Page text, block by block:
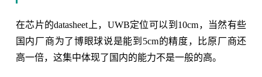
在芯片的datasheet上，UWB定位可以到10cm，当然有些
国内厂商为了博眼球说是能到5cm的精度，比原厂商还
高一倍，这集中体现了国内的能力不是一般的高。